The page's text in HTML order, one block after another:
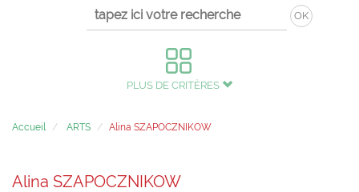
OK
PLUS DE CRITÈRES
Accueil ARTS Alina SZAPOCZNIKOW
Alina SZAPOCZNIKOW